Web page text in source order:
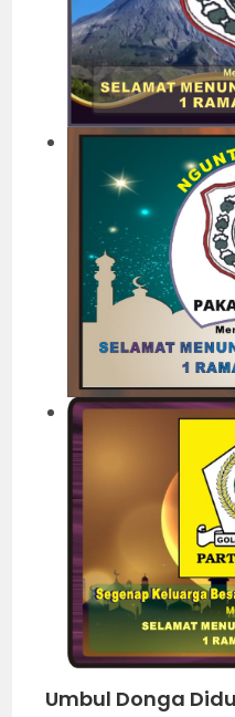
Umbul Donga